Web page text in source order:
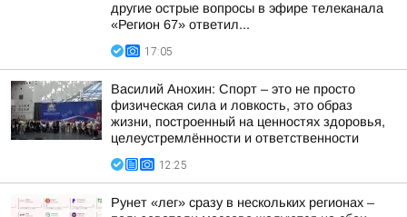
другие острые вопросы в эфире телеканала
«Регион 67» ответил...
17:05
Василий Анохин: Спорт – это не просто
физическая сила и ловкость, это образ
жизни, построенный на ценностях здоровья,
целеустремлённости и ответственности
12:25
Рунет «лег» сразу в нескольких регионах –